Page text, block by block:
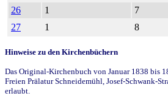
26
1 7
27
1 8
Hinweise zu den Kirchenbüchern
Das Original-Kirchenbuch von Januar 1838 bis
Freien Prälatur Schneidemühl, Josef-Schwank-
erlaubt.